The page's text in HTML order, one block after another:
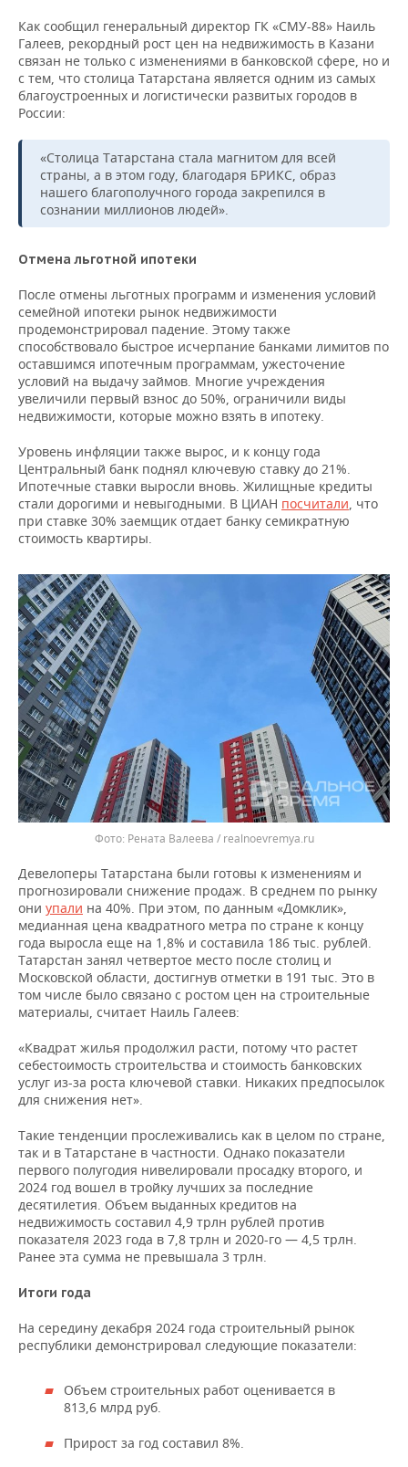
Как сообщил генеральный директор ГК «СМУ-88» Наиль
Галеев, рекордный рост цен на недвижимость в Казани
связан не только с изменениями в банковской сфере, но и
с тем, что столица Татарстана является одним из самых
благоустроенных и логистически развитых городов в
России:
«Столица Татарстана стала магнитом для всей
страны, а в этом году, благодаря БРИКС, образ
нашего благополучного города закрепился в
сознании миллионов людей».
Отмена льготной ипотеки
После отмены льготных программ и изменения условий
семейной ипотеки рынок недвижимости
продемонстрировал падение. Этому также
способствовало быстрое исчерпание банками лимитов по
оставшимся ипотечным программам, ужесточение
условий на выдачу займов. Многие учреждения
увеличили первый взнос до 50%, ограничили виды
недвижимости, которые можно взять в ипотеку.
Уровень инфляции также вырос, и к концу года
Центральный банк поднял ключевую ставку до 21%.
Ипотечные ставки выросли вновь. Жилищные кредиты
стали дорогими и невыгодными. В ЦИАН посчитали, что
при ставке 30% заемщик отдает банку семикратную
стоимость квартиры.
Рената Валеева / realnoevremya.ru
Девелоперы Татарстана были готовы к изменениям и
прогнозировали снижение продаж. В среднем по рынку
они упали на 40%. При этом, по данным «Домклик»,
медианная цена квадратного метра по стране к концу
года выросла еще на 1,8% и составила 186 тыс. рублей.
Татарстан занял четвертое место после столиц и
Московской области, достигнув отметки в 191 тыс. Это в
том числе было связано с ростом цен на строительные
материалы, считает Наиль Галеев:
«Квадрат жилья продолжил расти, потому что растет
себестоимость строительства и стоимость банковских
услуг из-за роста ключевой ставки. Никаких предпосылок
для снижения нет».
Такие тенденции прослеживались как в целом по стране,
так и в Татарстане в частности. Однако показатели
первого полугодия нивелировали просадку второго, и
2024 год вошел в тройку лучших за последние
десятилетия. Объем выданных кредитов на
недвижимость составил 4,9 трлн рублей против
показателя 2023 года в 7,8 трлн и 2020-го — 4,5 трлн.
Ранее эта сумма не превышала 3 трлн.
Итоги года
На середину декабря 2024 года строительный рынок
республики демонстрировал следующие показатели:
Объем строительных работ оценивается в
813,6 млрд руб.
Прирост за год составил 8%.